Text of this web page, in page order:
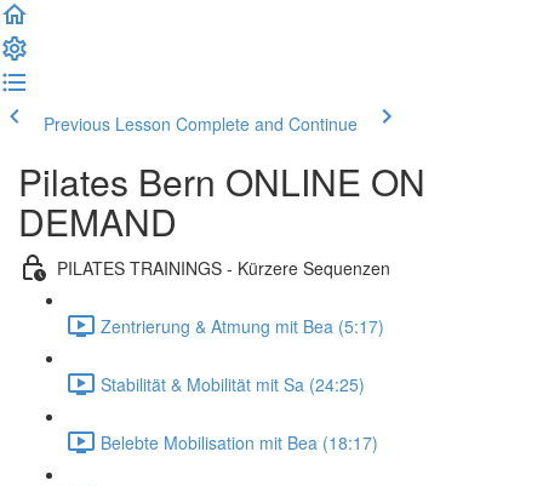
Previous Lesson Complete and Continue
Pilates Bern ONLINE ON
DEMAND
PILATES TRAININGS - Kürzere Sequenzen
Zentrierung & Atmung mit Bea (5:17)
Stabilität & Mobilität mit Sa (24:25)
Belebte Mobilisation mit Bea (18:17)